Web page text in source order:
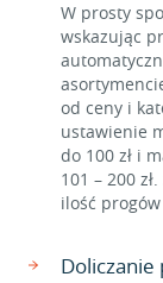
W prosty
wskazując
od ceny i
ustawienie
do 100 zł i
101 – 200
ilość